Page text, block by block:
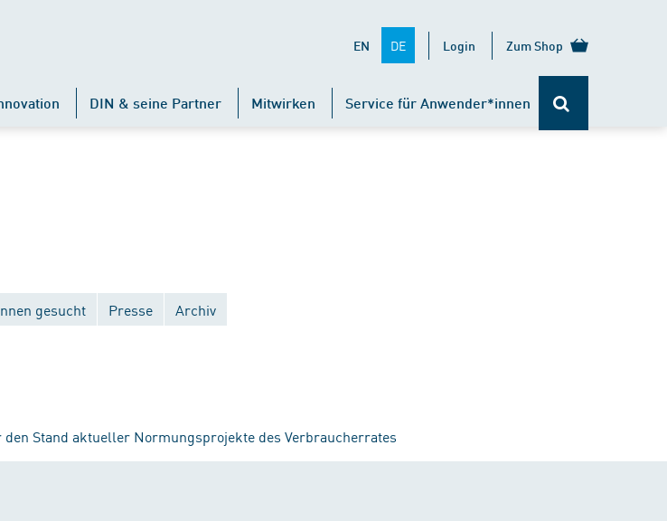
EN DE Login Zum Shop
DIN & seine Partner Mitwirken Service für Anwender*innen
gesucht Presse Archiv
Stand aktueller Normungsprojekte des Verbraucherrates